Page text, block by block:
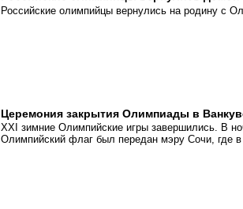
Российские олимпийцы вернулись на родину с
Церемония закрытия Олимпиады в
XXI зимние Олимпийские игры завершились. В
Олимпийский флаг был передан мэру Сочи, где